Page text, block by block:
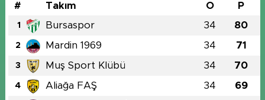
# Takım O P
1 Bursaspor 34 80
2 Mardin 1969 34 71
3 Muş Sport Klübü 34 70
4 Aliağa FAŞ 34 69